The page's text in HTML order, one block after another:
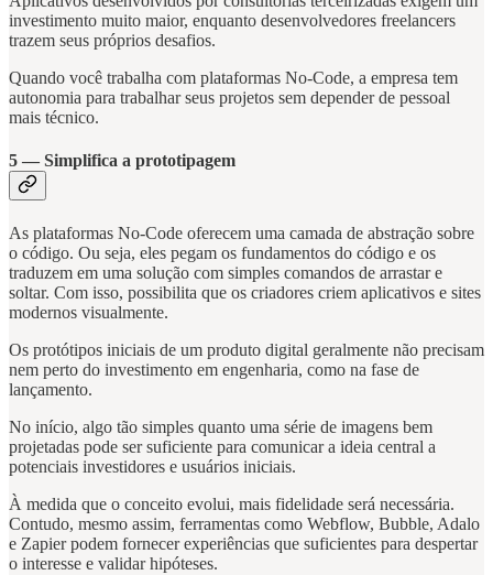
investimento muito maior, enquanto desenvolvedores freelancers
trazem seus próprios desafios.
Quando você trabalha com plataformas No-Code, a empresa tem
autonomia para trabalhar seus projetos sem depender de pessoal
mais técnico.
5 — Simplifica a prototipagem
As plataformas No-Code oferecem uma camada de abstração sobre
o código. Ou seja, eles pegam os fundamentos do código e os
traduzem em uma solução com simples comandos de arrastar e
soltar. Com isso, possibilita que os criadores criem aplicativos e sites
modernos visualmente.
Os protótipos iniciais de um produto digital geralmente não precisam
nem perto do investimento em engenharia, como na fase de
lançamento.
No início, algo tão simples quanto uma série de imagens bem
projetadas pode ser suficiente para comunicar a ideia central a
potenciais investidores e usuários iniciais.
À medida que o conceito evolui, mais fidelidade será necessária.
Contudo, mesmo assim, ferramentas como Webflow, Bubble, Adalo
e Zapier podem fornecer experiências que suficientes para despertar
o interesse e validar hipóteses.